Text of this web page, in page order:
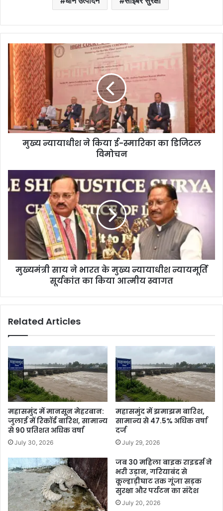
मुख्य न्यायाधीश ने किया ई-स्मारिका का डिजिटल
विमोचन
मुख्यमंत्री साय ने भारत के मुख्य न्यायाधीश न्यायमूर्ति
सूर्यकांत का किया आत्मीय स्वागत
Related Articles
महासमुंद में मानसून मेहरबान:
जुलाई में रिकॉर्ड बारिश, सामान्य
से 90 प्रतिशत अधिक वर्षा
July 30, 2026
महासमुंद में झमाझम बारिश,
सामान्य से 47.5% अधिक वर्षा
दर्ज
July 29, 2026
जब 30 महिला बाइक राइडर्स ने
भरी उड़ान, गरियाबंद से
कूल्हाड़ीघाट तक गूंजा सड़क
सुरक्षा और पर्यटन का संदेश
July 20, 2026